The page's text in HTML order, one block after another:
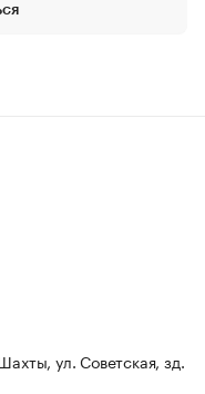
ул. Советская, зд.